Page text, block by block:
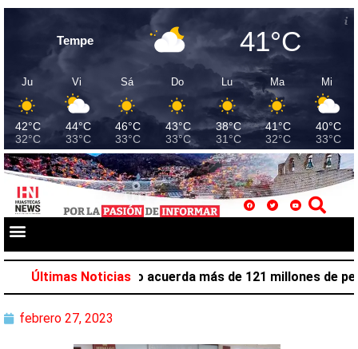
Tempe 41°C
Ju
42°C
32°C
Vi
44°C
33°C
Sá
46°C
33°C
Do
43°C
33°C
Lu
38°C
31°C
Ma
41°C
32°C
Mi
40°C
33°C
Últimas Noticias
laboral en Hidalgo acuerda más de 121 millones de
febrero 27, 2023